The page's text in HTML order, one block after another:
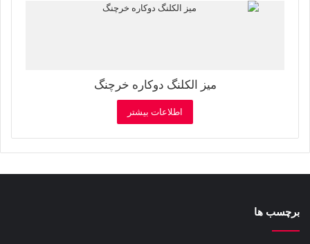
میز الکلنگ دوکاره خرچنگ
اطلاعات بیشتر
برچسب ها